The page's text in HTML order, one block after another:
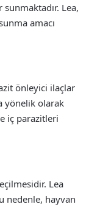
Lea,
amacı
önleyici ilaçlar
yönelik olarak
iç parazitleri
Lea
nedenle, hayvan